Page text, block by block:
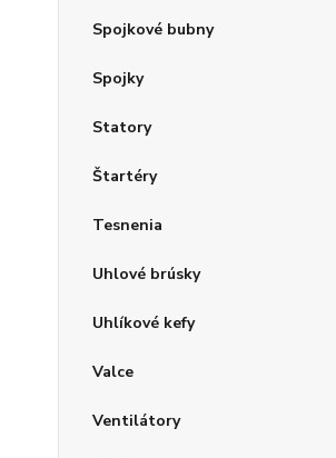
Spojkové bubny
Spojky
Statory
Štartéry
Tesnenia
Uhlové brúsky
Uhlíkové kefy
Valce
Ventilátory